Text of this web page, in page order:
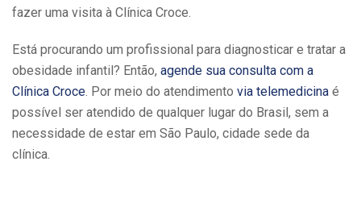
fazer uma visita à Clínica Croce.
Está procurando um profissional para diagnosticar e tratar a
obesidade infantil? Então, agende sua consulta com a
Clínica Croce. Por meio do atendimento via telemedicina é
possível ser atendido de qualquer lugar do Brasil, sem a
necessidade de estar em São Paulo, cidade sede da
clínica.